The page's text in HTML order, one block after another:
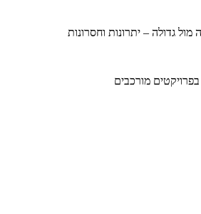
גדולה – יתרונות וחסרונות
בפרויקטים מורכבים